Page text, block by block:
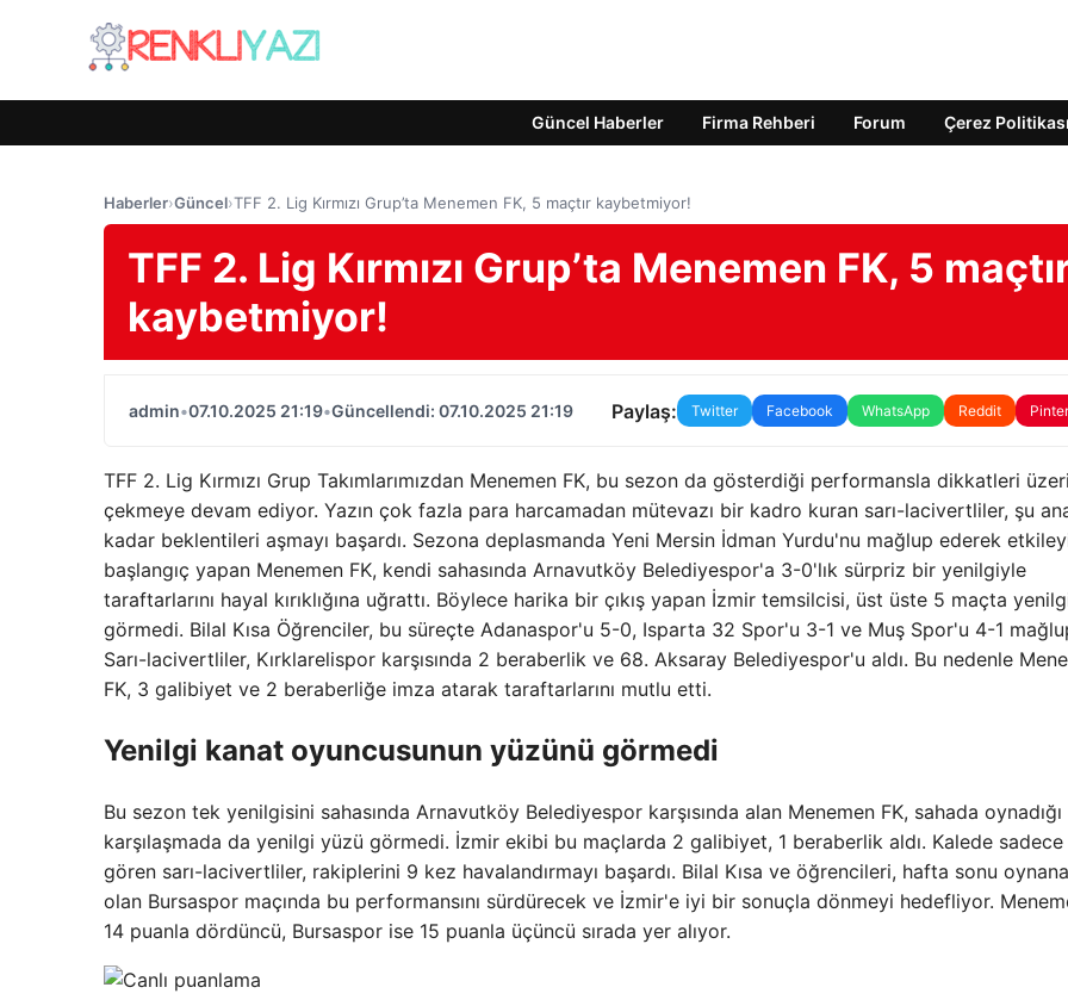
Güncel Haberler Firma Rehberi Forum Çerez Politikası
Haberler›Güncel›TFF 2. Lig Kırmızı Grup’ta Menemen FK, 5 maçtır kaybetmiyor!
TFF 2. Lig Kırmızı Grup’ta Menemen FK, 5
kaybetmiyor!
admin•07.10.2025 21:19•Güncellendi: 07.10.2025 21:19 Paylaş: Twitter Facebook WhatsApp Reddit
TFF 2. Lig Kırmızı Grup Takımlarımızdan Menemen FK, bu sezon da gösterdiği performansla dikkatleri
çekmeye devam ediyor. Yazın çok fazla para harcamadan mütevazı bir kadro kuran sarı-lacivertliler, şu
kadar beklentileri aşmayı başardı. Sezona deplasmanda Yeni Mersin İdman Yurdu'nu mağlup ederek
başlangıç ​​yapan Menemen FK, kendi sahasında Arnavutköy Belediyespor'a 3-0'lık sürpriz bir yenilgiyle
taraftarlarını hayal kırıklığına uğrattı. Böylece harika bir çıkış yapan İzmir temsilcisi, üst üste 5 maçta
görmedi. Bilal Kısa Öğrenciler, bu süreçte Adanaspor'u 5-0, Isparta 32 Spor'u 3-1 ve Muş Spor'u 4-1
Sarı-lacivertliler, Kırklarelispor karşısında 2 beraberlik ve 68. Aksaray Belediyespor'u aldı. Bu nedenle
FK, 3 galibiyet ve 2 beraberliğe imza atarak taraftarlarını mutlu etti.
Yenilgi kanat oyuncusunun yüzünü görmedi
Bu sezon tek yenilgisini sahasında Arnavutköy Belediyespor karşısında alan Menemen FK, sahada oynadığı
karşılaşmada da yenilgi yüzü görmedi. İzmir ekibi bu maçlarda 2 galibiyet, 1 beraberlik aldı. Kalede sadece
gören sarı-lacivertliler, rakiplerini 9 kez havalandırmayı başardı. Bilal Kısa ve öğrencileri, hafta sonu
olan Bursaspor maçında bu performansını sürdürecek ve İzmir'e iyi bir sonuçla dönmeyi hedefliyor.
14 puanla dördüncü, Bursaspor ise 15 puanla üçüncü sırada yer alıyor.